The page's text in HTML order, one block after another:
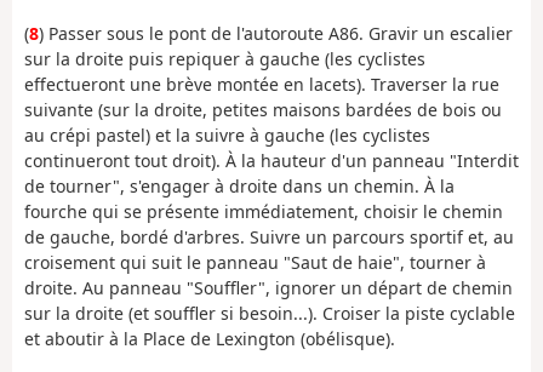
(8) Passer sous le pont de l'autoroute A86. Gravir un escalier
sur la droite puis repiquer à gauche (les cyclistes
effectueront une brève montée en lacets). Traverser la rue
suivante (sur la droite, petites maisons bardées de bois ou
au crépi pastel) et la suivre à gauche (les cyclistes
continueront tout droit). À la hauteur d'un panneau "Interdit
de tourner", s'engager à droite dans un chemin. À la
fourche qui se présente immédiatement, choisir le chemin
de gauche, bordé d'arbres. Suivre un parcours sportif et, au
croisement qui suit le panneau "Saut de haie", tourner à
droite. Au panneau "Souffler", ignorer un départ de chemin
sur la droite (et souffler si besoin...). Croiser la piste cyclable
et aboutir à la Place de Lexington (obélisque).